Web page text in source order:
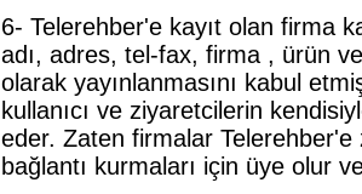
6- Telerehber'e kayıt olan firma
adı, adres, tel-fax, firma , ürün
olarak yayınlanmasını kabul
kullanıcı ve ziyaretcilerin
eder. Zaten firmalar Telerehber'e
bağlantı kurmaları için üye olur